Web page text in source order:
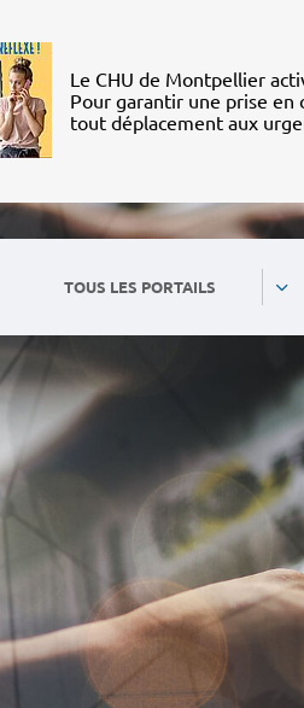
Le CHU de Montpellier
Pour garantir une prise en
tout déplacement aux
TOUS LES PORTAILS